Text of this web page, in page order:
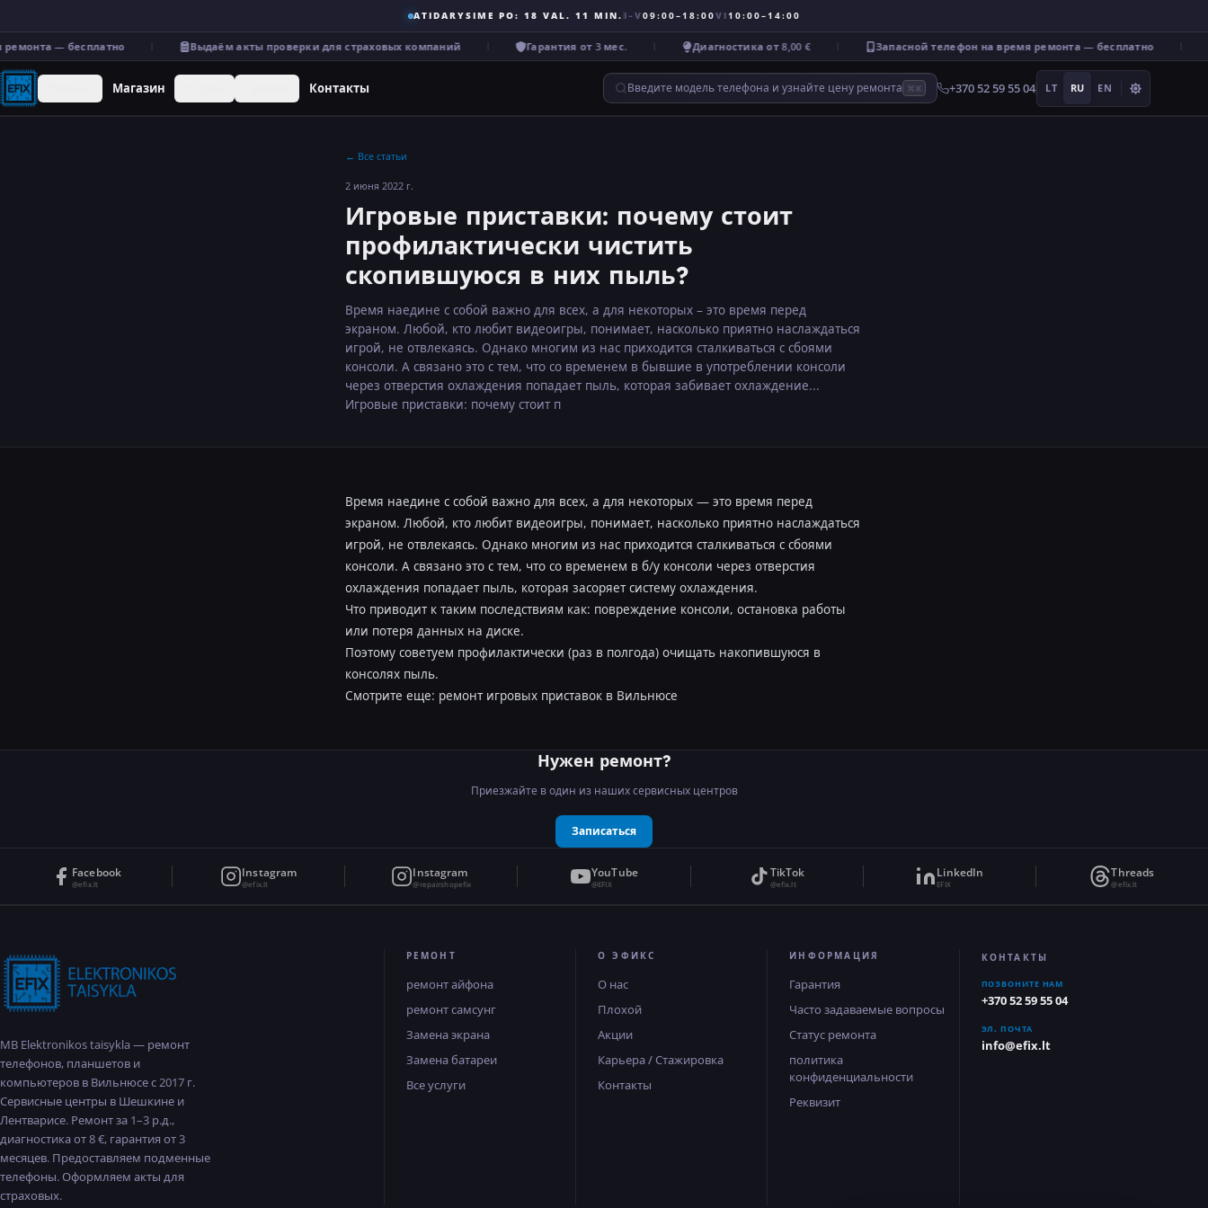
ATIDARYSIME PO: 18 VAL. 11 MIN. I–V09:00–18:00VI10:00–14:00
— бесплатно Выдаём акты проверки для страховых компаний Гарантия от 3 мес. Диагностика от 8,00 € Запасной телефон на время ремонта — бесплатно
Магазин Контакты Введите модель телефона и узнайте цену ремонта ⌘K +370 52 59 55 04 LT RU EN
← Все статьи
2 июня 2022 г.
Игровые приставки: почему стоит
профилактически чистить
скопившуюся в них пыль?
Время наедине с собой важно для всех, а для некоторых – это время перед
экраном. Любой, кто любит видеоигры, понимает, насколько приятно наслаждаться
игрой, не отвлекаясь. Однако многим из нас приходится сталкиваться с сбоями
консоли. А связано это с тем, что со временем в бывшие в употреблении консоли
через отверстия охлаждения попадает пыль, которая забивает охлаждение...
Игровые приставки: почему стоит п
Время наедине с собой важно для всех, а для некоторых — это время перед
экраном. Любой, кто любит видеоигры, понимает, насколько приятно наслаждаться
игрой, не отвлекаясь. Однако многим из нас приходится сталкиваться с сбоями
консоли. А связано это с тем, что со временем в б/у консоли через отверстия
охлаждения попадает пыль, которая засоряет систему охлаждения.
Что приводит к таким последствиям как: повреждение консоли, остановка работы
или потеря данных на диске.
Поэтому советуем профилактически (раз в полгода) очищать накопившуюся в
консолях пыль.
Смотрите еще: ремонт игровых приставок в Вильнюсе
Нужен ремонт?
Приезжайте в один из наших сервисных центров
Записаться
Facebook
@efix.lt
Instagram
@efix.lt
Instagram
@repairshopefix
YouTube
@EFIX
TikTok
@efix.lt
LinkedIn
EFIX
Threads
@efix.lt
MB Elektronikos taisykla — ремонт
телефонов, планшетов и
компьютеров в Вильнюсе с 2017 г.
Сервисные центры в Шешкине и
Лентварисе. Ремонт за 1–3 р.д.,
диагностика от 8 €, гарантия от 3
месяцев. Предоставляем подменные
телефоны. Оформляем акты для
страховых.
РЕМОНТ
ремонт айфона
ремонт самсунг
Замена экрана
Замена батареи
Все услуги
О ЭФИКС
О нас
Плохой
Акции
Карьера / Стажировка
Контакты
ИНФОРМАЦИЯ
Гарантия
Часто задаваемые вопросы
Статус ремонта
политика
конфиденциальности
Реквизит
КОНТАКТЫ
ПОЗВОНИТЕ НАМ
+370 52 59 55 04
ЭЛ. ПОЧТА
info@efix.lt